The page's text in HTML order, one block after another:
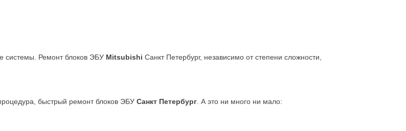
системы. Ремонт блоков ЭБУ Mitsubishi Санкт Петербург, независимо от степени сложности,
быстрый ремонт блоков ЭБУ Санкт Петербург . А это ни много ни мало: